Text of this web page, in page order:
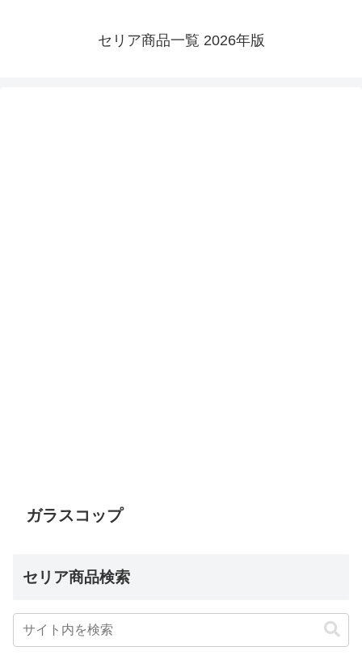
セリア商品一覧 2026年版
ガラスコップ
セリア商品検索